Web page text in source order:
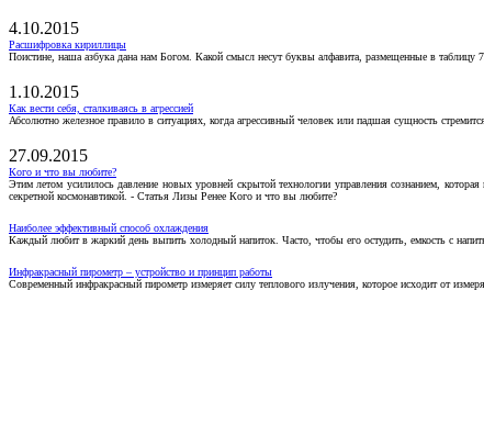
4.10.2015
Расшифровка кириллицы
Поистине, наша азбука дана нам Богом. Какой смысл несут буквы алфавита, размещенные в таблицу
1.10.2015
Как вести себя, сталкиваясь в агрессией
Абсолютно железное правило в ситуациях, когда агрессивный человек или падшая сущность
27.09.2015
Кого и что вы любите?
Этим летом усилилось давление новых уровней скрытой технологии управления сознанием,
секретной космонавтикой. - Статья Лизы Ренее Кого и что вы любите?
Наиболее эффективный способ охлаждения
Каждый любит в жаркий день выпить холодный напиток. Часто, чтобы его остудить, емкость с
Инфракрасный пирометр – устройство и принцип работы
Современный инфракрасный пирометр измеряет силу теплового излучения, которое исходит от